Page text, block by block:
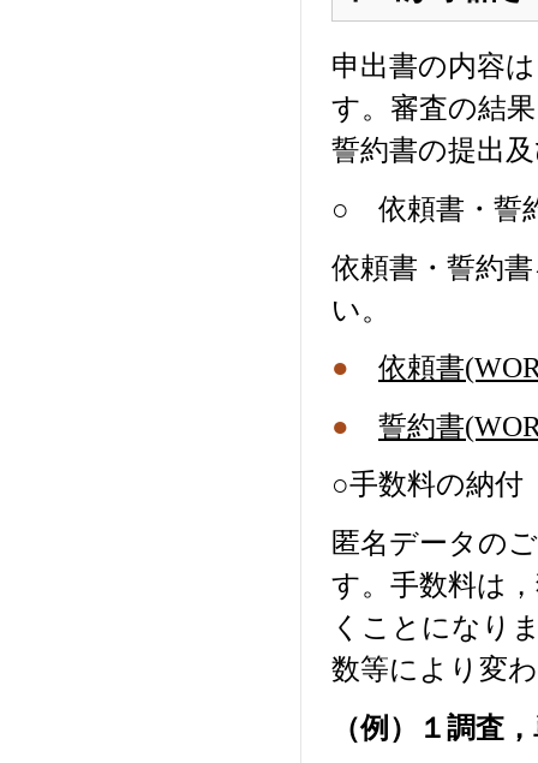
申出書の内容
す。審査の結
誓約書の提出
○ 依頼書・誓
依頼書・誓約
い。
● 依頼書
● 誓約書
○手数料の納付
匿名データの
す。手数料は
くことになり
数等により変
（例）１調査